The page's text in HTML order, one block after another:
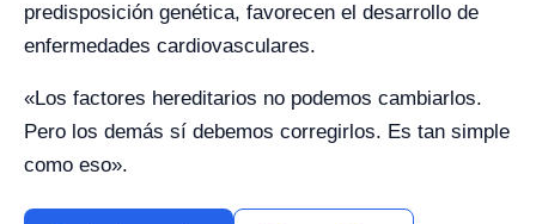
predisposición genética, favorecen el desarrollo de
enfermedades cardiovasculares.
«Los factores hereditarios no podemos cambiarlos.
Pero los demás sí debemos corregirlos. Es tan simple
como eso».